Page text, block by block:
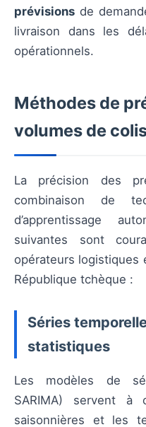
prévisions de
livraison dans les
opérationnels.
Méthodes de
volumes de
La précision des
combinaison de
d’apprentissage
suivantes sont
opérateurs logistiques
République tchèque :
Séries
statistiques
Les modèles de
SARIMA) servent à
saisonnières et les